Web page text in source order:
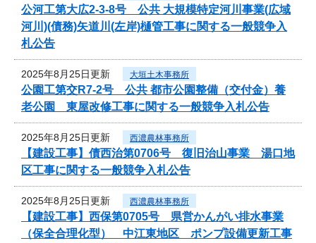
公河工第大広2-3-8号 公共 大規模特定河川事業(広域
河川)(債務)矢道川(左岸)樋管工事に関する一般競争入
札公告
2025年8月25日更新 大垣土木事務所
公園工第交R7-2号 公共 都市公園整備（交付金）養
老公園 東屋改修工事に関する一般競争入札公告
2025年8月25日更新 西濃農林事務所
【建設工事】債西治第0706号 復旧治山事業 湯口地
区工事に関する一般競争入札公告
2025年8月25日更新 西濃農林事務所
【建設工事】西保第0705号 県営かんがい排水事業
（保全合理化型） 中江東地区 ポンプ設備更新工事